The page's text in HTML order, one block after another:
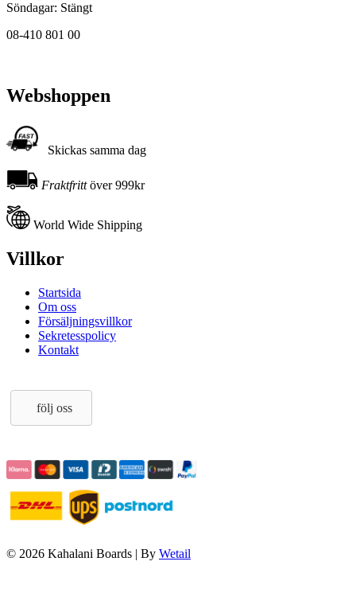
Söndagar: Stängt
08-410 801 00
Webshoppen
Skickas samma dag
Fraktfrittöver 999kr
World Wide Shipping
Villkor
Startsida
Om oss
Försäljningsvillkor
Sekretesspolicy
Kontakt
följ oss
© 2026 Kahalani Boards | By Wetail